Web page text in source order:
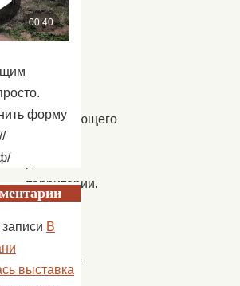
быта
народа,
либо
проживающего
территории.
Займище
форму
записи В
выставка